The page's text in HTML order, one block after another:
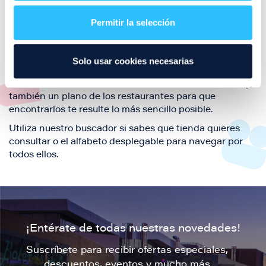
Permitir la selección
Solo usar cookies necesarias
también de nuestra oferta de ocio y shopping durante
tu visita.
El este directorio de restaurantes de Puerto Venecia
también un plano de los restaurantes para que
encontrarlos te resulte lo más sencillo posible.
Utiliza nuestro buscador si sabes que tienda quieres
consultar o el alfabeto desplegable para navegar por
todos ellos.
¡Entérate de todas nuestras novedades!
Suscríbete para recibir ofertas especiales,